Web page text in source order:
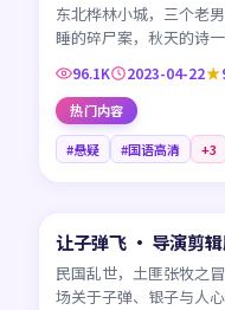
东北桦林小城，三个老
睡的碎尸案，秋天的诗
96.1K 2023-04-22
热门内容
#悬疑 #国语高清 +3
CN
让子弹飞 · 导演剪
民国乱世，土匪张牧之
场关于子弹、银子与人